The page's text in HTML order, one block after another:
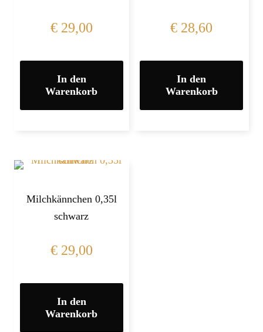
€29,00
In den
Warenkorb
€ 28,60
In den
Warenkorb
Milchkännchen 0,35l
schwarz
€29,00
In den
Warenkorb